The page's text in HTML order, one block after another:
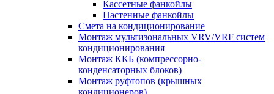
Кассетные фанкойлы
Настенные фанкойлы
Смета на кондиционирование
Монтаж мультизональных VRV/VRF систем
кондиционирования
Монтаж ККБ (компрессорно-
конденсаторных блоков)
Монтаж руфтопов (крышных
кондиционеров)